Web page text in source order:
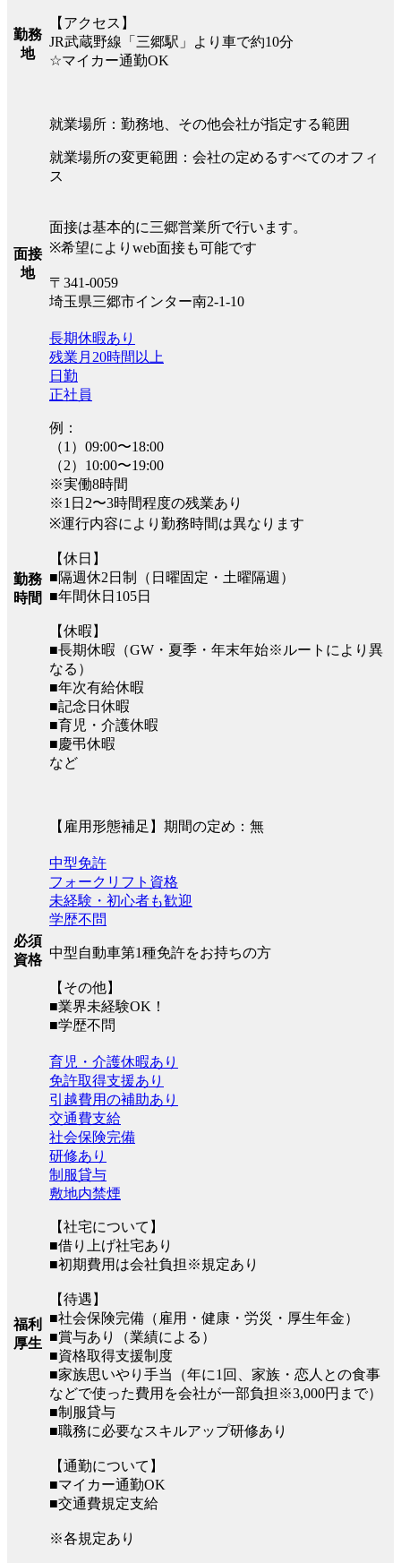
勤務
地
【アクセス】
JR武蔵野線「三郷駅」より車で約10分
☆マイカー通勤OK
就業場所：勤務地、その他会社が指定する範囲
就業場所の変更範囲：会社の定めるすべてのオフィ
ス
面接
地
面接は基本的に三郷営業所で行います。
※希望によりweb面接も可能です
〒341-0059
埼玉県三郷市インター南2-1-10
勤務
時間
長期休暇あり
残業月20時間以上
日勤
正社員
例：
（1）09:00〜18:00
（2）10:00〜19:00
※実働8時間
※1日2〜3時間程度の残業あり
※運行内容により勤務時間は異なります
【休日】
■隔週休2日制（日曜固定・土曜隔週）
■年間休日105日
【休暇】
■長期休暇（GW・夏季・年末年始※ルートにより異
なる）
■年次有給休暇
■記念日休暇
■育児・介護休暇
■慶弔休暇
など
【雇用形態補足】期間の定め：無
必須
資格
中型免許
フォークリフト資格
未経験・初心者も歓迎
学歴不問
中型自動車第1種免許をお持ちの方
【その他】
■業界未経験OK！
■学歴不問
福利
厚生
育児・介護休暇あり
免許取得支援あり
引越費用の補助あり
交通費支給
社会保険完備
研修あり
制服貸与
敷地内禁煙
【社宅について】
■借り上げ社宅あり
■初期費用は会社負担※規定あり
【待遇】
■社会保険完備（雇用・健康・労災・厚生年金）
■賞与あり（業績による）
■資格取得支援制度
■家族思いやり手当（年に1回、家族・恋人との食事
などで使った費用を会社が一部負担※3,000円まで）
■制服貸与
■職務に必要なスキルアップ研修あり
【通勤について】
■マイカー通勤OK
■交通費規定支給
※各規定あり